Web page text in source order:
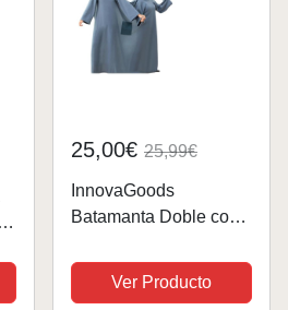
25,00€ 25,99€
InnovaGoods
Batamanta Doble con
Doublanket-Azul, 160 x
180 cm
Ver Producto